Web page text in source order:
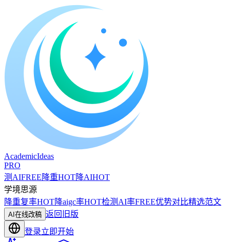
AcademicIdeas
PRO
测AIFREE 降重HOT降AIHOT
学境思源
降重复率HOT降aigc率HOT检测AI率FREE优势对比精选范文
AI在线改稿 返回旧版
登录立即开始